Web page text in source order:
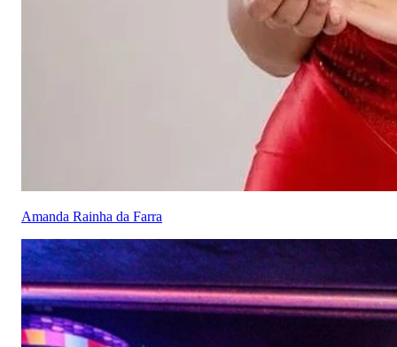
Amanda Rainha da Farra